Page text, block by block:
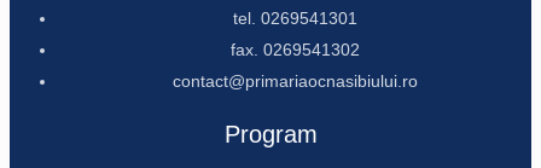
tel. 0269541301
fax. 0269541302
contact@primariaocnasibiului.ro
Program